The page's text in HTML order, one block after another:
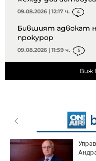
09.08.2026 | 12:17 ч. 4
Бившият адвокат
прокурор
09.08.2026 | 11:59 ч. 5
Виж